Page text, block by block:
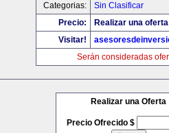
Categorias:
Sin Clasificar
Precio:
Realizar una
Visitar!
Serán consideradas
Realizar una Oferta
Precio Ofrecido $